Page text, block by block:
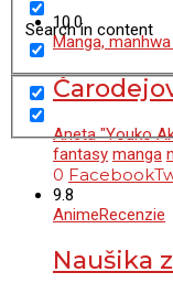
Search in content
10.0
Manga,
Aneta "Youko
fantasy manga
0 Facebook
9.8
AnimeRecenzie
Naušika